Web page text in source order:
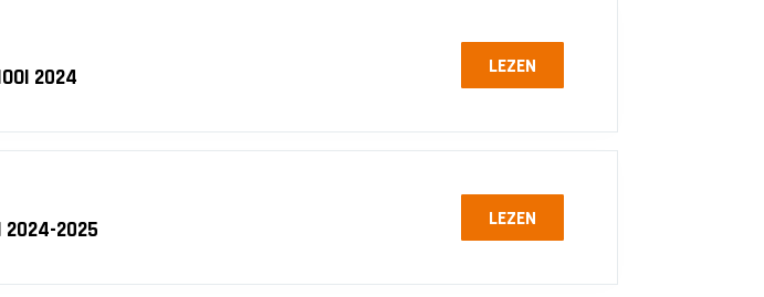
2024 LEZEN
2024-2025 LEZEN